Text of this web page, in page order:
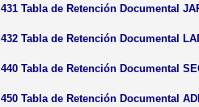
431 Tabla de Retención Documental
432 Tabla de Retención Documental
440 Tabla de Retención Documental
450 Tabla de Retención Documental